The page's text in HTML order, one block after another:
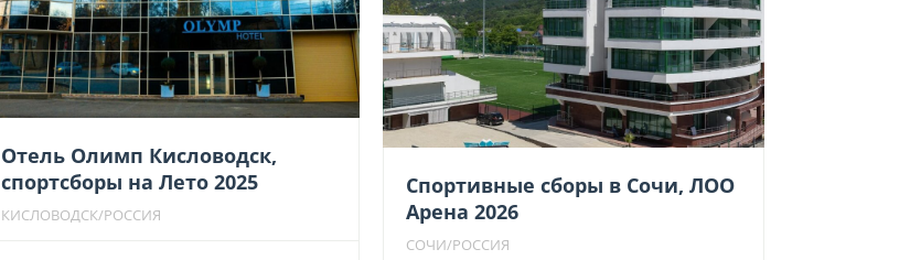
Отель Олимп Кисловодск,
спортсборы на Лето 2025
КИСЛОВОДСК/РОССИЯ
Спортивные сборы в Сочи, ЛОО
Арена 2026
СОЧИ/РОССИЯ